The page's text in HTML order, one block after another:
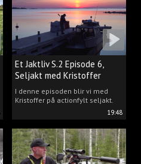
19:48
Et Jaktliv S.2 Episode 6,
Seljakt med Kristoffer
Clausen
I denne episoden blir vi med
Kristoffer på actionfylt seljakt.